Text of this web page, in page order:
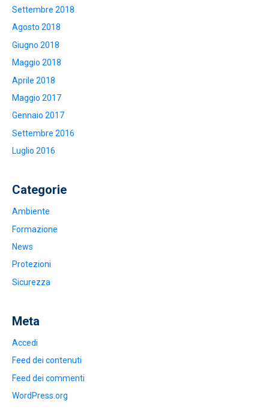
Settembre 2018
Agosto 2018
Giugno 2018
Maggio 2018
Aprile 2018
Maggio 2017
Gennaio 2017
Settembre 2016
Luglio 2016
Categorie
Ambiente
Formazione
News
Protezioni
Sicurezza
Meta
Accedi
Feed dei contenuti
Feed dei commenti
WordPress.org